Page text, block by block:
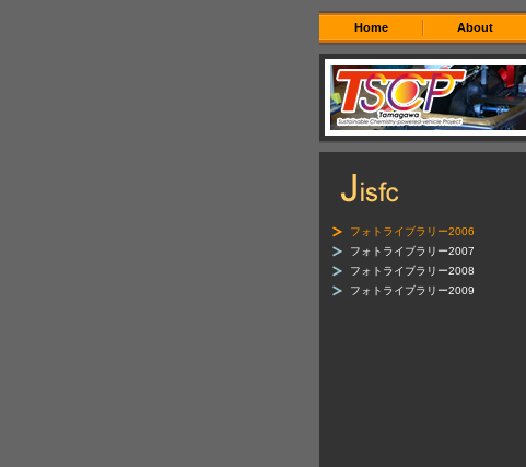
Home About
フォトライブラリー2006
フォトライブラリー2007
フォトライブラリー2008
フォトライブラリー2009